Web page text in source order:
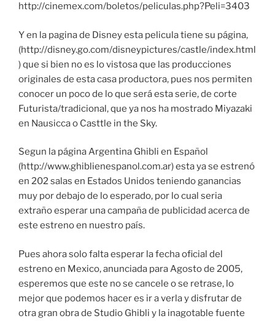
http://cinemex.com/boletos/peliculas.php?Peli=3403
Y en la pagina de Disney esta pelicula tiene su página,
(http://disney.go.com/disneypictures/castle/index.html
) que si bien no es lo vistosa que las producciones
originales de esta casa productora, pues nos permiten
conocer un poco de lo que será esta serie, de corte
Futurista/tradicional, que ya nos ha mostrado Miyazaki
en Nausicca o Casttle in the Sky.
Segun la página Argentina Ghibli en Español
(http://www.ghiblienespanol.com.ar) esta ya se estrenó
en 202 salas en Estados Unidos teniendo ganancias
muy por debajo de lo esperado, por lo cual seria
extraño esperar una campaña de publicidad acerca de
este estreno en nuestro país.
Pues ahora solo falta esperar la fecha oficial del
estreno en Mexico, anunciada para Agosto de 2005,
esperemos que este no se cancele o se retrase, lo
mejor que podemos hacer es ir a verla y disfrutar de
otra gran obra de Studio Ghibli y la inagotable fuente